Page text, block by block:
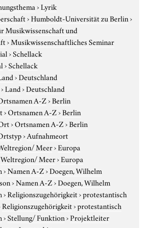
›Lyrik
›Humboldt-Universität zu Berlin›
Musikwissenschaft und
›Musikwissenschaftliches Seminar
›Schellack
›Schellack
›Deutschland
Land›Deutschland
A-Z›Berlin
›Ortsnamen A-Z›Berlin
›Ortsnamen A-Z›Berlin
›Aufnahmeort
Meer›Europa
Weltregion/ Meer›Europa
›Namen A-Z›Doegen, Wilhelm
›Namen A-Z›Doegen, Wilhelm
›Religionszugehörigkeit›protestantisch
Religionszugehörigkeit›protestantisch
›Stellung/ Funktion›Projektleiter